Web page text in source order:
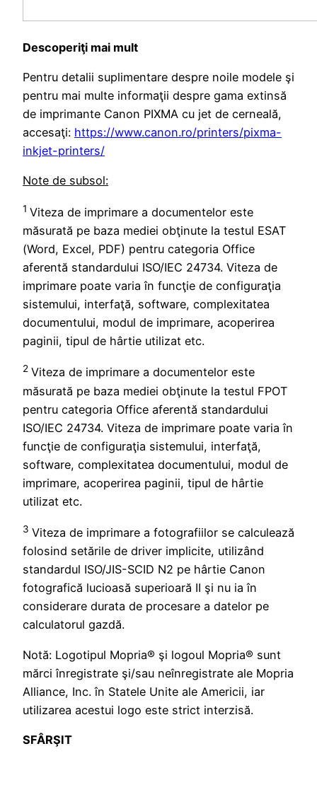
Descoperiţi mai mult
Pentru detalii suplimentare despre noile modele şi
pentru mai multe informaţii despre gama extinsă
de imprimante Canon PIXMA cu jet de cerneală,
accesaţi: https://www.canon.ro/printers/pixma-
inkjet-printers/
Note de subsol:
1 Viteza de imprimare a documentelor este
măsurată pe baza mediei obţinute la testul ESAT
(Word, Excel, PDF) pentru categoria Office
aferentă standardului ISO/IEC 24734. Viteza de
imprimare poate varia în funcţie de configuraţia
sistemului, interfaţă, software, complexitatea
documentului, modul de imprimare, acoperirea
paginii, tipul de hârtie utilizat etc.
2 Viteza de imprimare a documentelor este
măsurată pe baza mediei obţinute la testul FPOT
pentru categoria Office aferentă standardului
ISO/IEC 24734. Viteza de imprimare poate varia în
funcţie de configuraţia sistemului, interfaţă,
software, complexitatea documentului, modul de
imprimare, acoperirea paginii, tipul de hârtie
utilizat etc.
3 Viteza de imprimare a fotografiilor se calculează
folosind setările de driver implicite, utilizând
standardul ISO/JIS-SCID N2 pe hârtie Canon
fotografică lucioasă superioară II şi nu ia în
considerare durata de procesare a datelor pe
calculatorul gazdă.
Notă: Logotipul Mopria® şi logoul Mopria® sunt
mărci înregistrate şi/sau neînregistrate ale Mopria
Alliance, Inc. în Statele Unite ale Americii, iar
utilizarea acestui logo este strict interzisă.
SFÂRŞIT